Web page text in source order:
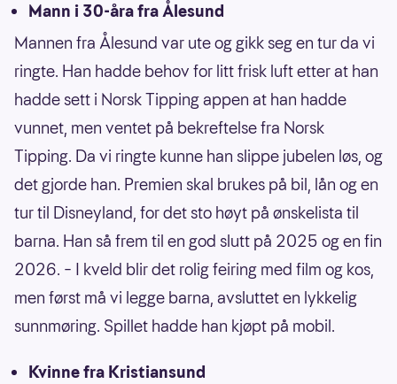
Mann i 30-åra fra Ålesund
Mannen fra Ålesund var ute og gikk seg en tur da vi
ringte. Han hadde behov for litt frisk luft etter at han
hadde sett i Norsk Tipping appen at han hadde
vunnet, men ventet på bekreftelse fra Norsk
Tipping. Da vi ringte kunne han slippe jubelen løs, og
det gjorde han. Premien skal brukes på bil, lån og en
tur til Disneyland, for det sto høyt på ønskelista til
barna. Han så frem til en god slutt på 2025 og en fin
2026. – I kveld blir det rolig feiring med film og kos,
men først må vi legge barna, avsluttet en lykkelig
sunnmøring. Spillet hadde han kjøpt på mobil.
Kvinne fra Kristiansund